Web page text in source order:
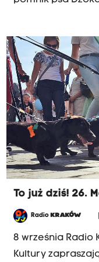
jamnik jako
również psem o
zadziwiających)
UTALENTOWANI
To już dziś! 26.
Radio KRAKÓW
8 września Radio
Kultury